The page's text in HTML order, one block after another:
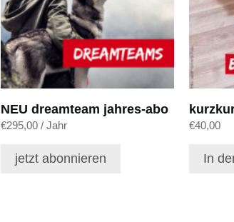
NEU dreamteam jahres-abo
€295,00 / Jahr
jetzt abonnieren
€40,00
In